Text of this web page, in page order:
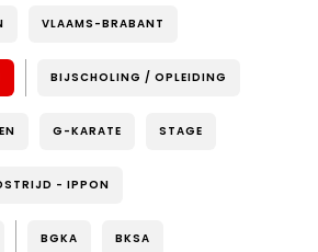
VLAAMS-BRABANT
BIJSCHOLING / OPLEIDING
G-KARATE STAGE
- IPPON
BGKA BKSA